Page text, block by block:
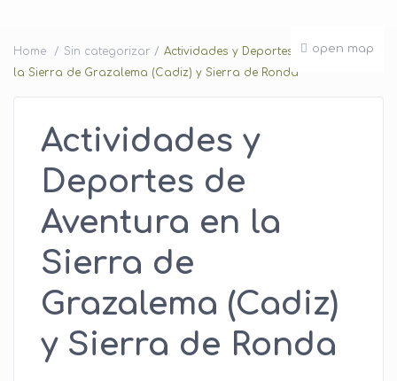
open map
Home Sin categorizar
Actividades y Deportes de Aventura en
la Sierra de Grazalema (Cadiz) y Sierra de Ronda
Actividades y
Deportes de
Aventura en la
Sierra de
Grazalema (Cadiz)
y Sierra de Ronda